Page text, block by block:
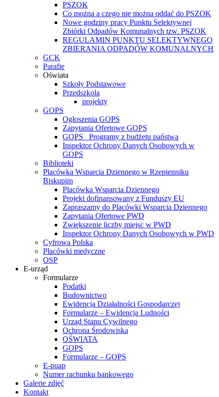
PSZOK
Co można a czego nie można oddać do PSZOK
Nowe godziny pracy Punktu Selektywnej
Zbiórki Odpadów Komunalnych tzw. PSZOK
REGULAMIN PUNKTU SELEKTYWNEGO
ZBIERANIA ODPADÓW KOMUNALNYCH
GCK
Parafie
Oświata
Szkoły Podstawowe
Przedszkola
projekty
GOPS
Ogłoszenia GOPS
Zapytania Ofertowe GOPS
GOPS_ Programy z budżetu państwa
Inspektor Ochrony Danych Osobowych w
GOPS
Biblioteki
Placówka Wsparcia Dziennego w Rzepienniku
Biskupim
Placówka Wsparcia Dziennego
Projekt dofinansowany z Funduszy EU
Zapraszamy do Placówki Wsparcia Dziennego
Zapytania Ofertowe PWD
Zwiększenie liczby miejsc w PWD
Inspektor Ochrony Danych Osobowych w PWD
Cyfrowa Polska
Placówki medyczne
OSP
E-urząd
Formularze
Podatki
Budownictwo
Ewidencja Działalności Gospodarczej
Formularze – Ewidencja Ludności
Urząd Stanu Cywilnego
Ochrona Środowiska
OŚWIATA
GOPS
Formularze – GOPS
E-puap
Numer rachunku bankowego
Galerie zdjęć
Kontakt